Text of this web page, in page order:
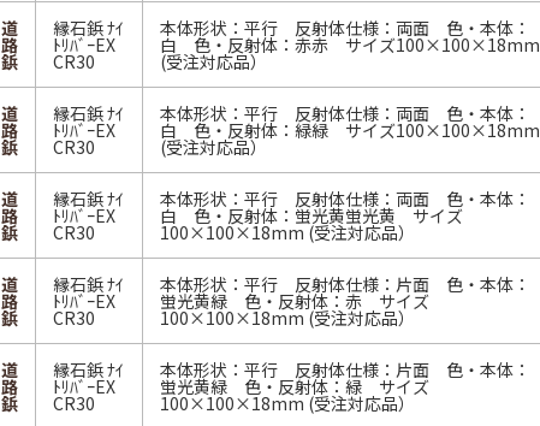
道
路
鋲
縁石鋲 ﾅｲ
ﾄﾘﾊﾞｰEX
CR30
本体形状：平行 反射体仕様：両面 色・本体：
白 色・反射体：赤赤 サイズ100×100×18mm
(受注対応品）
道
路
鋲
縁石鋲 ﾅｲ
ﾄﾘﾊﾞｰEX
CR30
本体形状：平行 反射体仕様：両面 色・本体：
白 色・反射体：緑緑 サイズ100×100×18mm
(受注対応品）
道
路
鋲
縁石鋲 ﾅｲ
ﾄﾘﾊﾞｰEX
CR30
本体形状：平行 反射体仕様：両面 色・本体：
白 色・反射体：蛍光黄蛍光黄 サイズ
100×100×18mm (受注対応品）
道
路
鋲
縁石鋲 ﾅｲ
ﾄﾘﾊﾞｰEX
CR30
本体形状：平行 反射体仕様：片面 色・本体：
蛍光黄緑 色・反射体：赤 サイズ
100×100×18mm (受注対応品）
道
路
鋲
縁石鋲 ﾅｲ
ﾄﾘﾊﾞｰEX
CR30
本体形状：平行 反射体仕様：片面 色・本体：
蛍光黄緑 色・反射体：緑 サイズ
100×100×18mm (受注対応品）